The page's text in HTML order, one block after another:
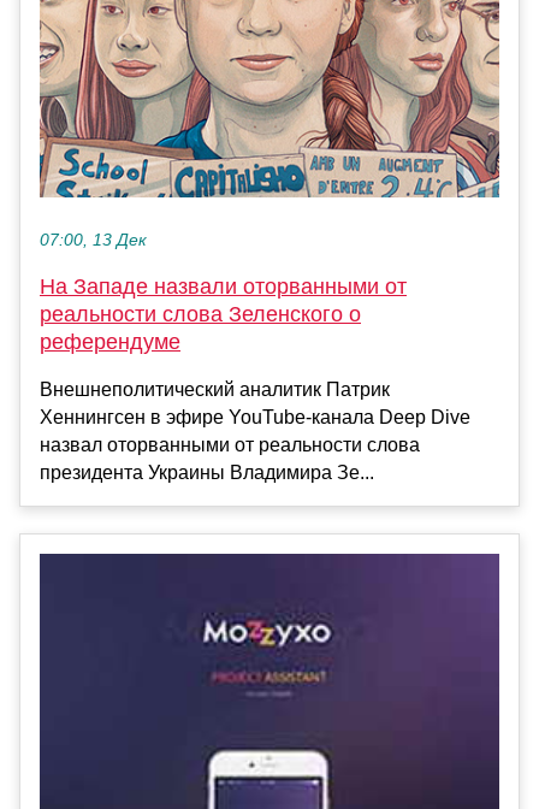
07:00, 13 Дек
На Западе назвали оторванными от
реальности слова Зеленского о
референдуме
Внешнеполитический аналитик Патрик
Хеннингсен в эфире YouTube-канала Deep Dive
назвал оторванными от реальности слова
президента Украины Владимира Зе...